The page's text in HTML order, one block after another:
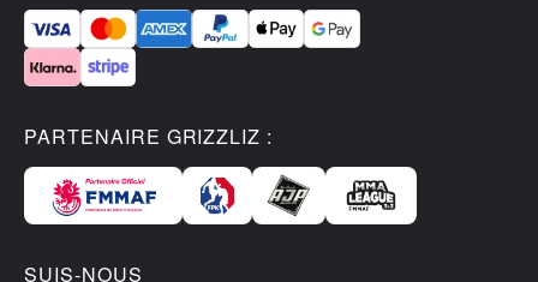
PARTENAIRE GRIZZLIZ :
SUIS-NOUS